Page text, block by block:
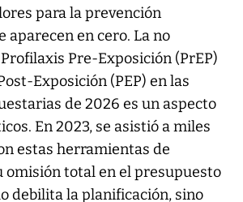
para la prevención
aparecen en cero. La no
Pre-Exposición (PrEP)
Exposición (PEP) en las
de 2026 es un aspecto
En 2023, se asistió a miles
estas herramientas de
omisión total en el presupuesto
debilita la planificación, sino